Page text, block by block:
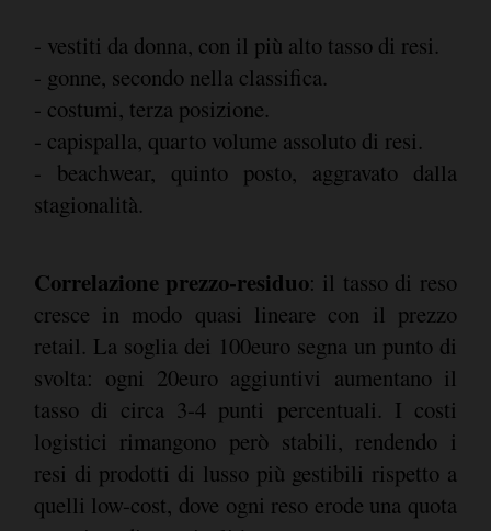
- vestiti da donna, con il più alto tasso di resi.
- gonne, secondo nella classifica.
- costumi, terza posizione.
- capispalla, quarto volume assoluto di resi.
- beachwear, quinto posto, aggravato dalla
stagionalità.
Correlazione prezzo-residuo: il tasso di reso
cresce in modo quasi lineare con il prezzo
retail. La soglia dei 100euro segna un punto di
svolta: ogni 20euro aggiuntivi aumentano il
tasso di circa 3-4 punti percentuali. I costi
logistici rimangono però stabili, rendendo i
resi di prodotti di lusso più gestibili rispetto a
quelli low-cost, dove ogni reso erode una quota